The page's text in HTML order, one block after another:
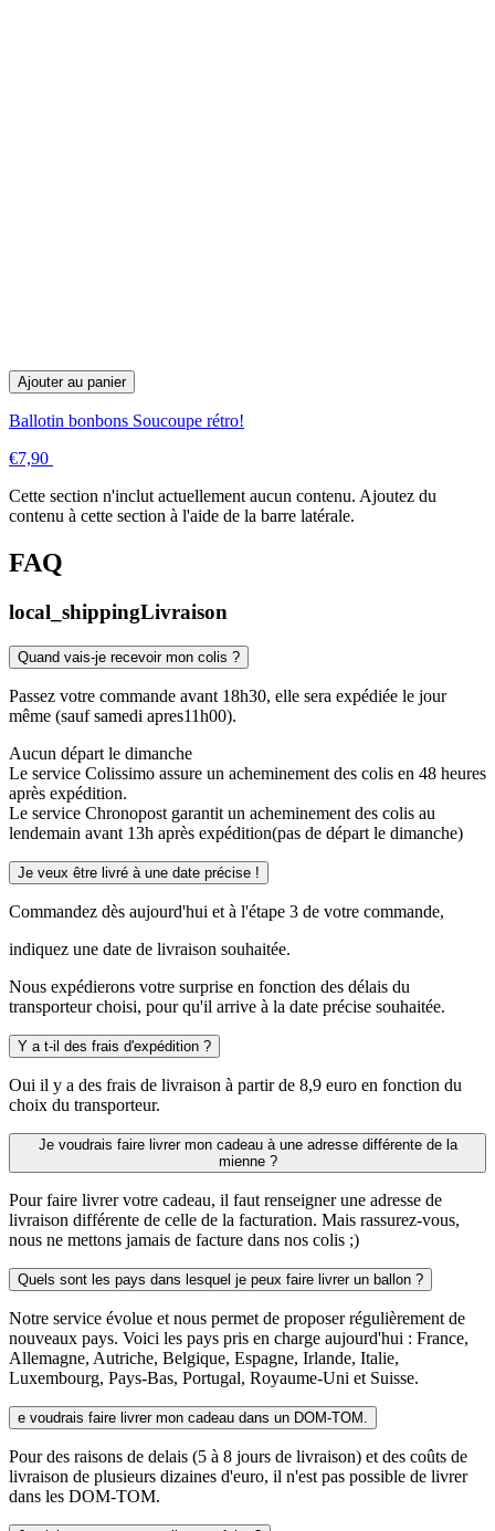
Ajouter au panier
Ballotin bonbons Soucoupe rétro!
€7,90
Cette section n'inclut actuellement aucun contenu. Ajoutez du
contenu à cette section à l'aide de la barre latérale.
FAQ
local_shippingLivraison
Quand vais-je recevoir mon colis ?
Passez votre commande avant 18h30, elle sera expédiée le jour
même (sauf samedi apres11h00).
Aucun départ le dimanche
Le service Colissimo assure un acheminement des colis en 48 heures
après expédition.
Le service Chronopost garantit un acheminement des colis au
lendemain avant 13h après expédition(pas de départ le dimanche)
Je veux être livré à une date précise !
Commandez dès aujourd'hui et à l'étape 3 de votre commande,
indiquez une date de livraison souhaitée.
Nous expédierons votre surprise en fonction des délais du
transporteur choisi, pour qu'il arrive à la date précise souhaitée.
Y a t-il des frais d'expédition ?
Oui il y a des frais de livraison à partir de 8,9 euro en fonction du
choix du transporteur.
Je voudrais faire livrer mon cadeau à une adresse différente de la
mienne ?
Pour faire livrer votre cadeau, il faut renseigner une adresse de
livraison différente de celle de la facturation. Mais rassurez-vous,
nous ne mettons jamais de facture dans nos colis ;)
Quels sont les pays dans lesquel je peux faire livrer un ballon ?
Notre service évolue et nous permet de proposer régulièrement de
nouveaux pays. Voici les pays pris en charge aujourd'hui : France,
Allemagne, Autriche, Belgique, Espagne, Irlande, Italie,
Luxembourg, Pays-Bas, Portugal, Royaume-Uni et Suisse.
e voudrais faire livrer mon cadeau dans un DOM-TOM.
Pour des raisons de delais (5 à 8 jours de livraison) et des coûts de
livraison de plusieurs dizaines d'euro, il n'est pas possible de livrer
dans les DOM-TOM.